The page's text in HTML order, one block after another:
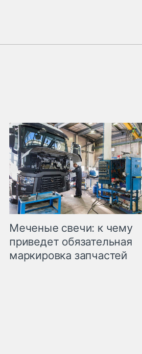
Меченые свечи: к чему
приведет обязательная
маркировка запчастей